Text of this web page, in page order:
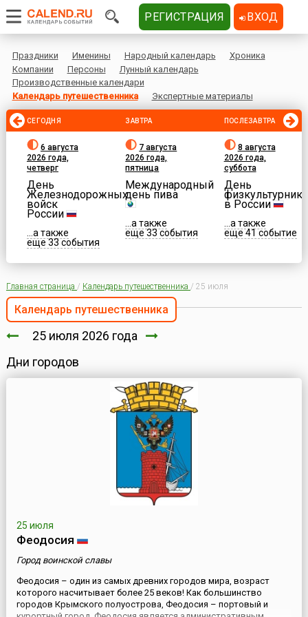
Праздники Именины Народный календарь
Хроника
Компании
Персоны
Лунный календарь
Производственные календари
Календарь путешественника
Экспертные материалы
СЕГОДНЯ
6 августа
2026 года,
четверг
День
Железнодорожных
войск
России
...а также
еще 33 события
ЗАВТРА
7 августа
2026 года,
пятница
Международный
день пива
...а также
еще 33 события
ПОСЛЕЗАВТРА
8 августа
2026 года,
суббота
День
физкультурника
в России
...а также
еще 41 событие
Главная страница / Календарь путешественника / 25 июля
Календарь путешественника
25 июля 2026 года
Дни городов
25 июля
Феодосия
Город воинской славы
Феодосия – один из самых древних городов мира, возраст
которого насчитывает более 25 веков! Как большинство
городов Крымского полуострова, Феодосия – портовый и
РЕГИСТРАЦИЯ ВХОД